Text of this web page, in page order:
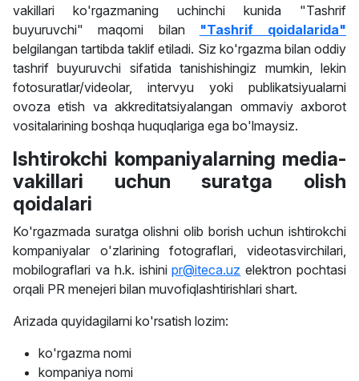
vakillari ko'rgazmaning uchinchi kunida "Tashrif
buyuruvchi" maqomi bilan
"Tashrif qoidalarida"
belgilangan tartibda taklif etiladi. Siz ko'rgazma bilan oddiy
tashrif buyuruvchi sifatida tanishishingiz mumkin, lekin
fotosuratlar/videolar, intervyu yoki publikatsiyualarni
ovoza etish va akkreditatsiyalangan ommaviy axborot
vositalarining boshqa huquqlariga ega bo'lmaysiz.
Ishtirokchi kompaniyalarning media-
vakillari uchun suratga olish
qoidalari
Ko'rgazmada suratga olishni olib borish uchun ishtirokchi
kompaniyalar o'zlarining fotograflari, videotasvirchilari,
mobilograflari va h.k. ishinipr@iteca.uz elektron pochtasi
orqali PR menejeri bilan muvofiqlashtirishlari shart.
Arizada quyidagilarni ko'rsatish lozim:
ko'rgazma nomi
kompaniya nomi